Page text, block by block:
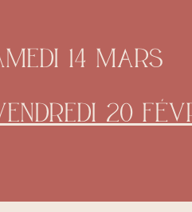
14 mars
20